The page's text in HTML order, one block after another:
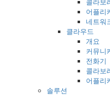
어플리
네트워
클라우드
개요
커뮤니
전화기
콜라보
어플리
솔루션